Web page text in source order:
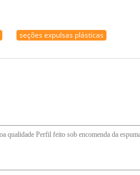
seções expulsas plásticas